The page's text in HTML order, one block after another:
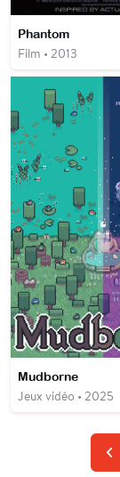
Phantom
Film • 2013
Mudborne
Jeux vidéo • 2025